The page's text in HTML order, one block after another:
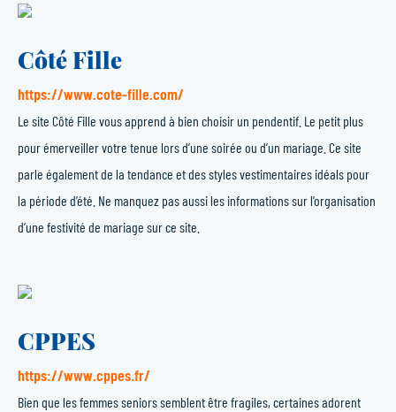
Côté Fille
https://www.cote-fille.com/
Le site Côté Fille vous apprend à bien choisir un pendentif. Le petit plus
pour émerveiller votre tenue lors d’une soirée ou d’un mariage. Ce site
parle également de la tendance et des styles vestimentaires idéals pour
la période d’été. Ne manquez pas aussi les informations sur l’organisation
d’une festivité de mariage sur ce site.
CPPES
https://www.cppes.fr/
Bien que les femmes seniors semblent être fragiles, certaines adorent